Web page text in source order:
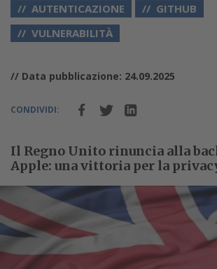
AUTENTICAZIONE
GITHUB
VULNERABILITÀ
// Data pubblicazione: 24.09.2025
CONDIVIDI:
Il Regno Unito rinuncia alla
Apple: una vittoria per la